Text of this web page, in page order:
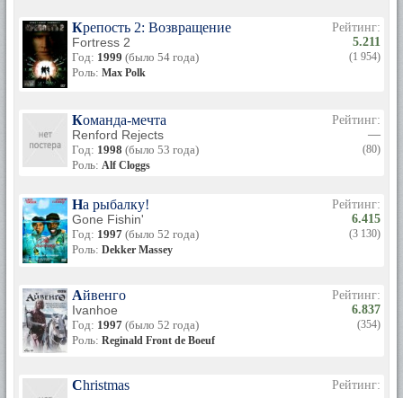
Крепость 2: Возвращение
Fortress 2
Год: 1999 (было 54 года)
Роль: Max Polk
Рейтинг:
5.211
(1 954)
Команда-мечта
Renford Rejects
Год: 1998 (было 53 года)
Роль: Alf Cloggs
Рейтинг:
—
(80)
На рыбалку!
Gone Fishin'
Год: 1997 (было 52 года)
Роль: Dekker Massey
Рейтинг:
6.415
(3 130)
Айвенго
Ivanhoe
Год: 1997 (было 52 года)
Роль: Reginald Front de Boeuf
Рейтинг:
6.837
(354)
Christmas
Рейтинг: